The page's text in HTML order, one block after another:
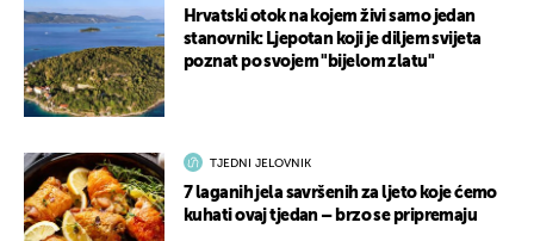
Hrvatski otok na kojem živi samo jedan
stanovnik: Ljepotan koji je diljem svijeta
poznat po svojem "bijelom zlatu"
TJEDNI JELOVNIK
7 laganih jela savršenih za ljeto koje ćemo
kuhati ovaj tjedan – brzo se pripremaju